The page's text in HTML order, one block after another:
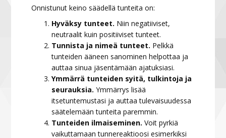
Onnistunut keino säädellä tunteita on:
Hyväksy tunteet. Niin negatiiviset,
neutraalit kuin positiiviset tunteet.
Tunnista ja nimeä tunteet. Pelkkä
tunteiden ääneen sanominen helpottaa ja
auttaa sinua jäsentämään ajatuksiasi.
Ymmärrä tunteiden syitä, tulkintoja ja
seurauksia. Ymmärrys lisää
itsetuntemustasi ja auttaa tulevaisuudessa
säätelemään tunteita paremmin.
Tunteiden ilmaiseminen. Voit pyrkiä
vaikuttamaan tunnereaktioosi esimerkiksi